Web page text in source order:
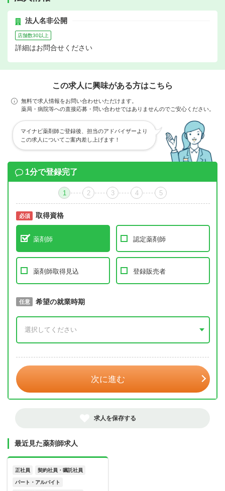
法人名非公開
店舗数30以上
詳細はお問合せください
この求人に興味がある方はこちら
無料で求人情報をお問い合わせいただけます。
薬局・病院等への直接応募・問い合わせではありませんのでご安心ください。
マイナビ薬剤師ご登録後、担当のアドバイザーより
この求人についてご案内差し上げます！
1分で登録完了
1 2 3 4 5
必須 取得資格
薬剤師 認定薬剤師
薬剤師取得見込 登録販売者
必須 取得予定年
任意 希望の就業時期
次に進む
求人を保存する
最近見た薬剤師求人
正社員 契約社員・嘱託社員
パート・アルバイト